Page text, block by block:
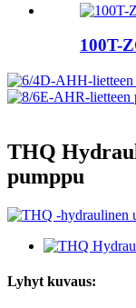
100T-
THQ
pumppu
Lyhyt kuvaus: